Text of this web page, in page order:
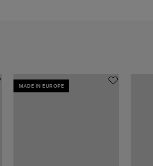
MADE IN EUROPE